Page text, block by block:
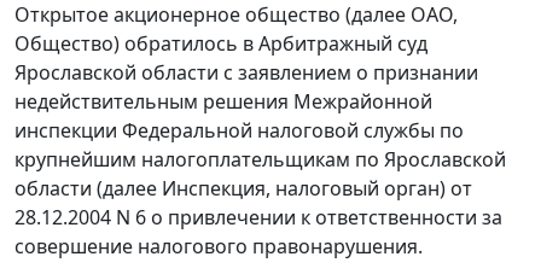
Открытое акционерное общество (далее ОАО,
Общество) обратилось в Арбитражный суд
Ярославской области с заявлением о признании
недействительным решения Межрайонной
инспекции Федеральной налоговой службы по
крупнейшим налогоплательщикам по Ярославской
области (далее Инспекция, налоговый орган) от
28.12.2004 N 6 о привлечении к ответственности за
совершение налогового правонарушения.